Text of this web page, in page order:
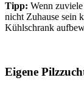
Tipp: Wenn
nicht Zuhause sein
Kühlschrank
Eigene